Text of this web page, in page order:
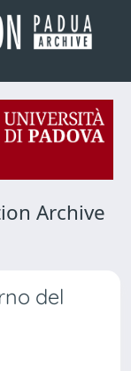
Archive
del